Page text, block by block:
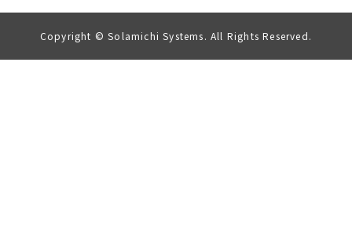
Copyright © Solamichi Systems. All Rights Reserved.